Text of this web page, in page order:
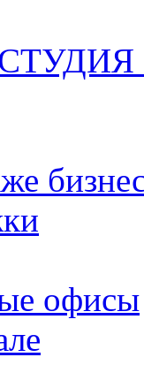
офисы